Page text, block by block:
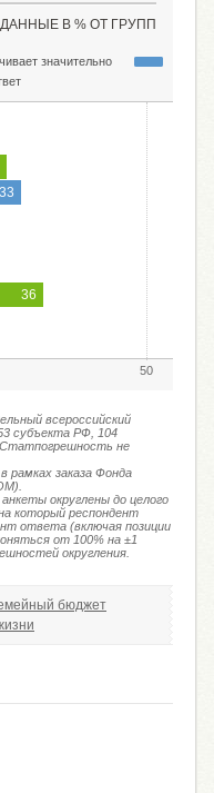
ДАННЫЕ В % ОТ ГРУПП
значительно
33
36
50
всероссийский
субъекта РФ, 104
Статпогрешность не
заказа Фонда
округлены до целого
который респондент
ответа (включая позиции
от 100% на ±1
округления.
бюджет